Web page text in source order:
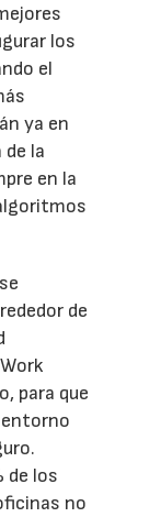
los
el
ya en
la
en la
de
para que
entorno
de los
no